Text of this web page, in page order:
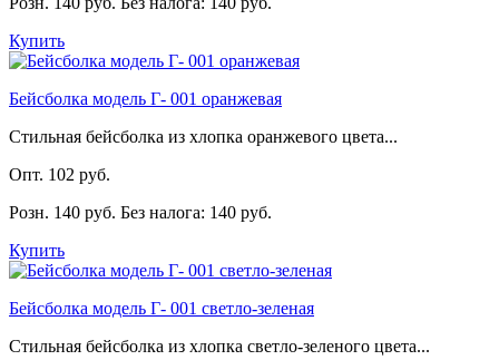
Купить
Бейсболка модель Г- 001 оранжевая
Стильная бейсболка из хлопка оранжевого цвета...
Опт. 102 руб.
Розн. 140 руб. Без налога: 140 руб.
Купить
Бейсболка модель Г- 001 светло-зеленая
Стильная бейсболка из хлопка светло-зеленого цвета...